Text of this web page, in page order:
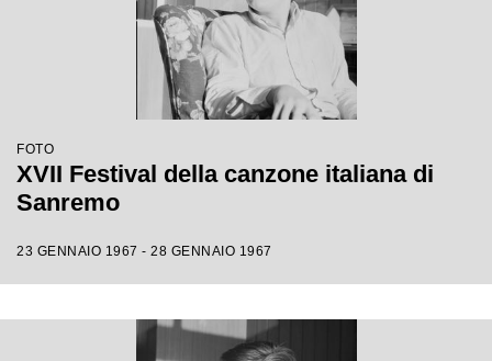
FOTO
XVII Festival della canzone italiana di
Sanremo
23 GENNAIO 1967 - 28 GENNAIO 1967